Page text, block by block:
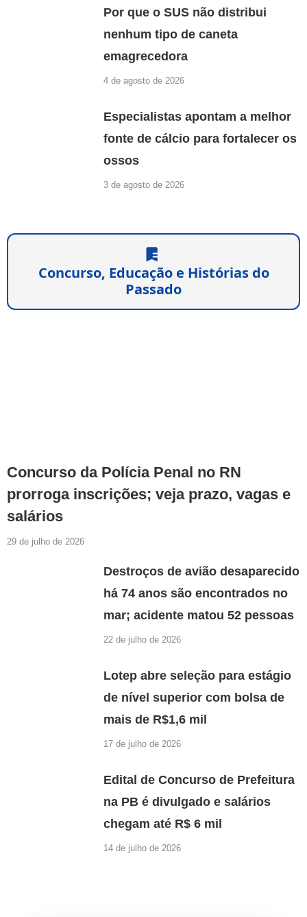
Por que o SUS não distribui
nenhum tipo de caneta
emagrecedora
4 de agosto de 2026
Especialistas apontam a melhor
fonte de cálcio para fortalecer os
ossos
3 de agosto de 2026
Concurso, Educação e Histórias do
Passado
Concurso da Polícia Penal no RN
prorroga inscrições; veja prazo, vagas e
salários
29 de julho de 2026
Destroços de avião desaparecido
há 74 anos são encontrados no
mar; acidente matou 52 pessoas
22 de julho de 2026
Lotep abre seleção para estágio
de nível superior com bolsa de
mais de R$1,6 mil
17 de julho de 2026
Edital de Concurso de Prefeitura
na PB é divulgado e salários
chegam até R$ 6 mil
14 de julho de 2026